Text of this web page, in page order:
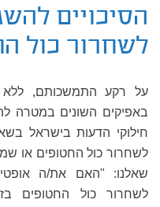
הסיכויים
לשחרור כול
על רקע התמשכותם,
באפיקים השונים במטרה
חילוקי הדעות בישראל
לשחרור כול החטופים או
שאלנו: "האם את/ה
לשחרור כול החטופים